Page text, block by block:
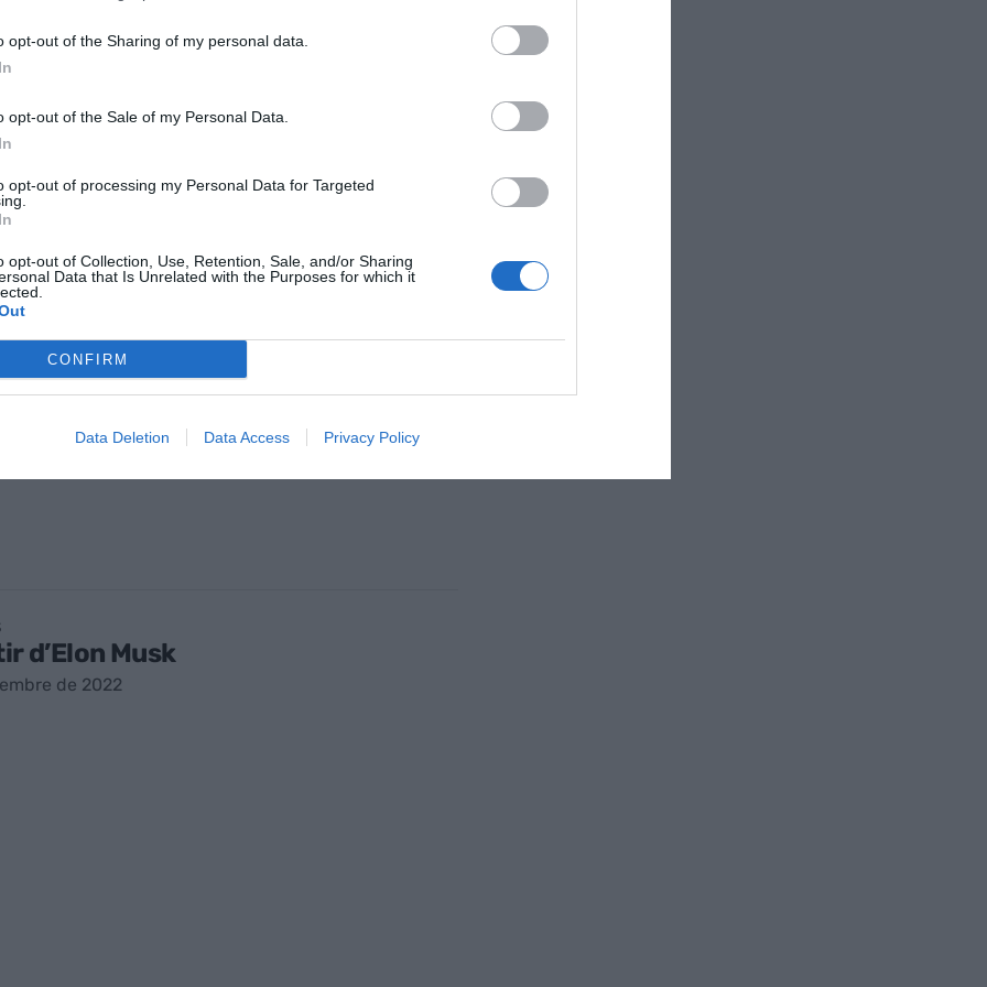
opt-out of the Sharing of my personal data.
opt-out of the Sale of my Personal Data.
opt-out of processing my Personal Data for Targeted
opt-out of Collection, Use, Retention, Sale, and/or Sharing
Data that Is Unrelated with the Purposes for which it
CONFIRM
Data Deletion Data Access Privacy Policy
mediterrani
de 2022
d’Elon Musk
de 2022